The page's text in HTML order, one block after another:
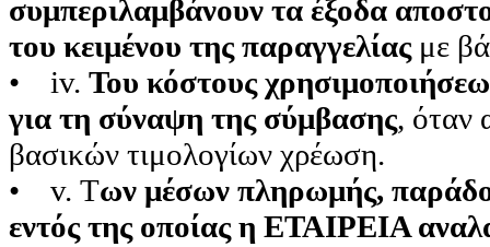
συμπεριλαμβάνουν τα έξοδα
του κειμένου της παραγγελίας με
• iv. Του κόστους
για τη σύναψη της σύμβασης, όταν
βασικών τιμολογίων χρέωση.
• v. Των μέσων πληρωμής,
εντός της οποίας η ΕΤΑΙΡΕΙΑ